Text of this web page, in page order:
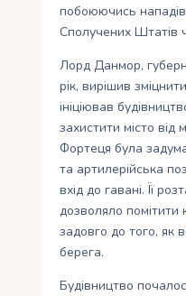
побоюючись
Сполучених Штатів
Лорд Данмор,
рік, вирішив
ініціював
захистити місто
Фортеця була
та артилерійська
вхід до гавані. Її
дозволяло
задовго до того, як
берега.
Будівництво